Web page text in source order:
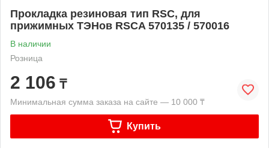
Прокладка резиновая тип RSC, для
прижимных ТЭНов RSCA 570135 / 570016
В наличии
Розница
2 106 ₸
Минимальная сумма заказа на сайте — 10 000 ₸
Купить